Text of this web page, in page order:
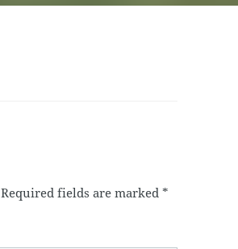
Required fields are marked *